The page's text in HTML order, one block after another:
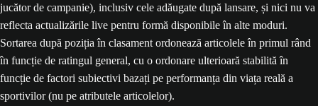
jucător de campanie), inclusiv cele adăugate după lansare, și nici nu va
reflecta actualizările live pentru formă disponibile în alte moduri.
Sortarea după poziția în clasament ordonează articolele în primul rând
în funcție de ratingul general, cu o ordonare ulterioară stabilită în
funcție de factori subiectivi bazați pe performanța din viața reală a
sportivilor (nu pe atributele articolelor).